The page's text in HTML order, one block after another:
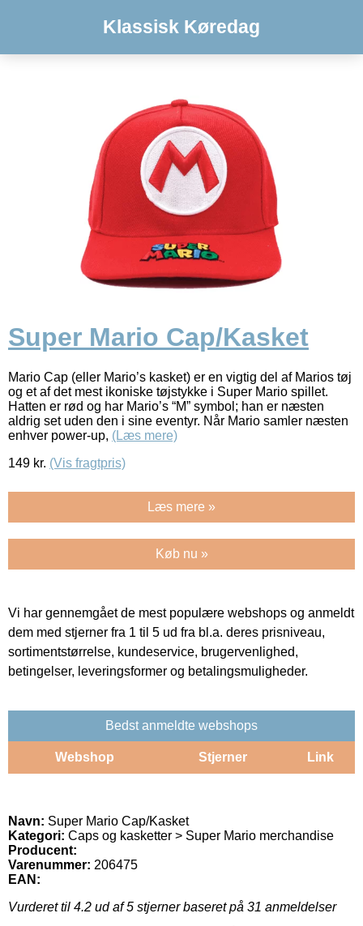
Klassisk Køredag
Super Mario Cap/Kasket
Mario Cap (eller Mario’s kasket) er en vigtig del af Marios tøj
og et af det mest ikoniske tøjstykke i Super Mario spillet.
Hatten er rød og har Mario’s “M” symbol; han er næsten
aldrig set uden den i sine eventyr. Når Mario samler næsten
enhver power-up, (Læs mere)
149 kr. (Vis fragtpris)
Læs mere »
Køb nu »
Vi har gennemgået de mest populære webshops og anmeldt
dem med stjerner fra 1 til 5 ud fra bl.a. deres prisniveau,
sortimentstørrelse, kundeservice, brugervenlighed,
betingelser, leveringsformer og betalingsmuligheder.
Bedst anmeldte webshops
Webshop Stjerner Link
Navn: Super Mario Cap/Kasket
Kategori: Caps og kasketter > Super Mario merchandise
Producent:
Varenummer: 206475
EAN:
Vurderet til 4.2 ud af 5 stjerner baseret på 31 anmeldelser